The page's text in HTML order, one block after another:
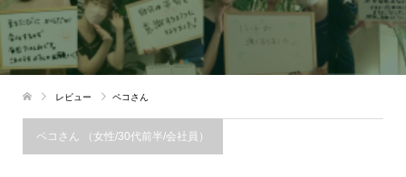
レビュー ペコさん
ペコさん （女性/30代前半/会社員）